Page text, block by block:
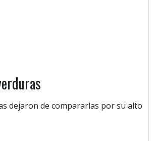
dejaron de compararlas por su alto